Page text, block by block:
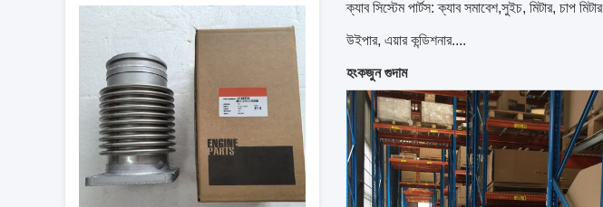
ক্যাব সিস্টেম পার্টস: ক্যাব সমাবেশ,সুইচ, মিটার, চাপ
উইপার, এয়ার কন্ডিশনার....
হংকজুন গুদাম